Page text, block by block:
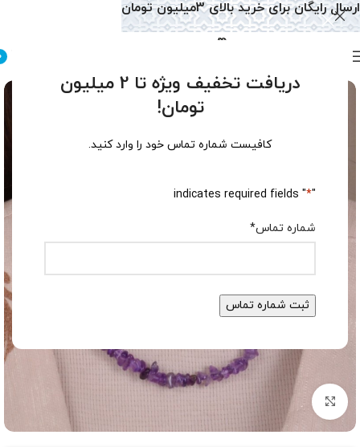
دریافت تخفیف ویژه تا 2 میلیون
تومان!
کافیست شماره تماس خود را وارد کنید.
"
*
" indicates required fields
شماره تماس*
برای بزرگنمایی کلیک کنید
ارسال رایگان برای خرید بالای 3میلیون تومان